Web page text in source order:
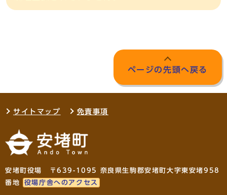
ページの先頭へ戻る
サイトマップ 免責事項
安堵町役場 〒639-1095 奈良県生駒郡安堵町大字東安堵958
番地
役場庁舎へのアクセス